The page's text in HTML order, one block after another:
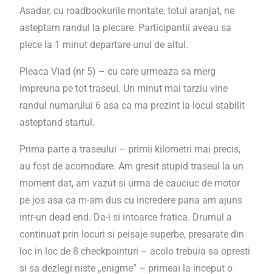
Asadar, cu roadbookurile montate, totul aranjat, ne
asteptam randul la plecare. Participantii aveau sa
plece la 1 minut departare unul de altul.
Pleaca Vlad (nr 5) – cu care urmeaza sa merg
impreuna pe tot traseul. Un minut mai tarziu vine
randul numarului 6 asa ca ma prezint la locul stabilit
asteptand startul.
Prima parte a traseului – primii kilometri mai precis,
au fost de acomodare. Am gresit stupid traseul la un
moment dat, am vazut si urma de cauciuc de motor
pe jos asa ca m-am dus cu incredere pana am ajuns
intr-un dead end. Da-i si intoarce fratica. Drumul a
continuat prin locuri si peisaje superbe, presarate din
loc in loc de 8 checkpointuri – acolo trebuia sa opresti
si sa dezlegi niste „enigme” – primeai la inceput o